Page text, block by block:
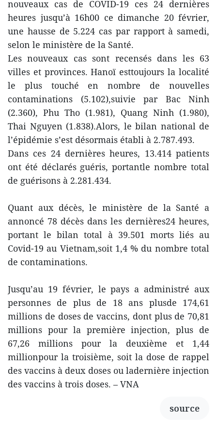
nouveaux cas de COVID-19 ces 24 dernières
heures jusqu’à 16h00 ce dimanche 20 février,
une hausse de 5.224 cas par rapport à samedi,
selon le ministère de la Santé.
Les nouveaux cas sont recensés dans les 63
villes et provinces. Hanoï esttoujours la localité
le plus touché en nombre de nouvelles
contaminations (5.102),suivie par Bac Ninh
(2.360), Phu Tho (1.981), Quang Ninh (1.980),
Thai Nguyen (1.838).Alors, le bilan national de
l’épidémie s’est désormais établi à 2.787.493.
Dans ces 24 dernières heures, 13.414 patients
ont été déclarés guéris, portantle nombre total
de guérisons à 2.281.434.
Quant aux décès, le ministère de la Santé a
annoncé 78 décès dans les dernières24 heures,
portant le bilan total à 39.501 morts liés au
Covid-19 au Vietnam,soit 1,4 % du nombre total
de contaminations.
Jusqu’au 19 février, le pays a administré aux
personnes de plus de 18 ans plusde 174,61
millions de doses de vaccins, dont plus de 70,81
millions pour la première injection, plus de
67,26 millions pour la deuxième et 1,44
millionpour la troisième, soit la dose de rappel
des vaccins à deux doses ou ladernière injection
des vaccins à trois doses. – VNA
source